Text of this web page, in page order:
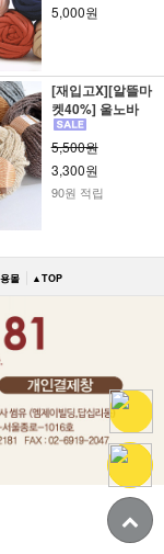
5,000원
[재입고X][알뜰마
켓40%] 울노바
5,500원
3,300원
90원 적립
몰 ▲TOP